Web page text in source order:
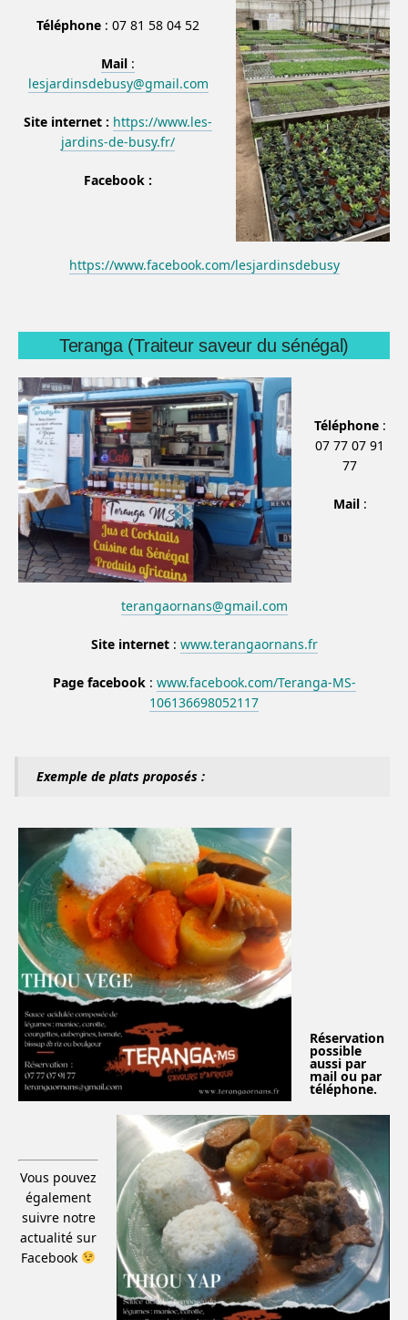
Téléphone : 07 81 58 04 52
Mail :
lesjardinsdebusy@gmail.com
Site internet : https://www.les-
jardins-de-busy.fr/
Facebook :
https://www.facebook.com/lesjardinsdebusy
Teranga (Traiteur saveur du sénégal)
Téléphone:
07 77 07 91
77
Mail:
terangaornans@gmail.com
Site internet: www.terangaornans.fr
Page facebook: www.facebook.com/Teranga-MS-
106136698052117
Exemple de plats proposés :
Réservation
possible
aussi par
mail ou par
téléphone.
Vous pouvez
également
suivre notre
actualité sur
Facebook